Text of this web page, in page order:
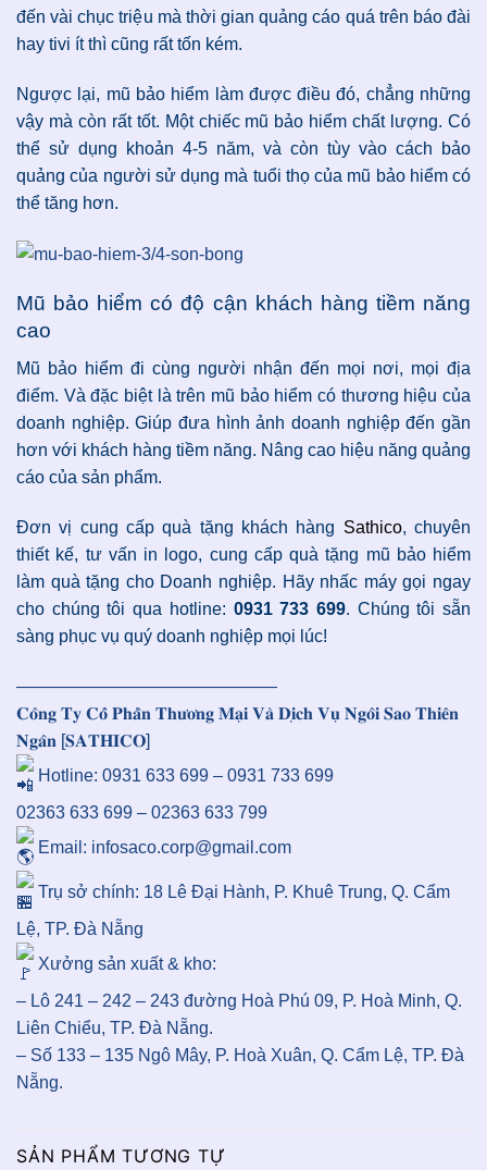
đến vài chục triệu mà thời gian quảng cáo quá trên báo đài
hay tivi ít thì cũng rất tốn kém.
Ngược lại, mũ bảo hiểm làm được điều đó, chẳng những
vậy mà còn rất tốt. Một chiếc mũ bảo hiểm chất lượng. Có
thể sử dụng khoản 4-5 năm, và còn tùy vào cách bảo
quảng của người sử dụng mà tuổi thọ của mũ bảo hiểm có
thể tăng hơn.
Mũ bảo hiểm có độ cận khách hàng tiềm năng
cao
Mũ bảo hiểm đi cùng người nhận đến mọi nơi, mọi địa
điểm. Và đặc biệt là trên mũ bảo hiểm có thương hiệu của
doanh nghiệp. Giúp đưa hình ảnh doanh nghiệp đến gần
hơn với khách hàng tiềm năng. Nâng cao hiệu năng quảng
cáo của sản phẩm.
Đơn vị cung cấp quà tặng khách hàng Sathico, chuyên
thiết kế, tư vấn in logo, cung cấp quà tặng mũ bảo hiểm
làm quà tặng cho Doanh nghiệp. Hãy nhấc máy gọi ngay
cho chúng tôi qua hotline: 0931 733 699. Chúng tôi sẵn
sàng phục vụ quý doanh nghiệp mọi lúc!
———————————————
𝐂𝐨̂𝐧𝐠 𝐓𝐲 𝐂𝐨̂̉ 𝐏𝐡𝐚̂̀𝐧 𝐓𝐡𝐮̛𝐨̛𝐧𝐠 𝐌𝐚̣𝐢 𝐕𝐚̀ 𝐃𝐢̣𝐜𝐡 𝐕𝐮̣ 𝐍𝐠𝐨̂𝐢 𝐒𝐚𝐨 𝐓𝐡𝐢𝐞̂𝐧
𝐍𝐠𝐚̂𝐧 [𝐒𝐀𝐓𝐇𝐈𝐂𝐎]
Hotline: 0931 633 699 – 0931 733 699
02363 633 699 – 02363 633 799
Email: infosaco.corp@gmail.com
Trụ sở chính: 18 Lê Đại Hành, P. Khuê Trung, Q. Cẩm
Lệ, TP. Đà Nẵng
Xưởng sản xuất & kho:
– Lô 241 – 242 – 243 đường Hoà Phú 09, P. Hoà Minh, Q.
Liên Chiểu, TP. Đà Nẵng.
– Số 133 – 135 Ngô Mây, P. Hoà Xuân, Q. Cẩm Lệ, TP. Đà
Nẵng.
SẢN PHẨM TƯƠNG TỰ